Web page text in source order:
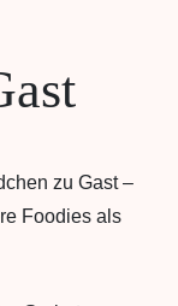
zu Gast –
Foodies als